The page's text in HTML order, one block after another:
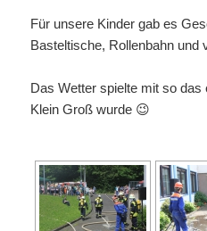
Für unsere Kinder gab es
Basteltische, Rollenbahn
Das Wetter spielte mit so
Klein Groß wurde 😉